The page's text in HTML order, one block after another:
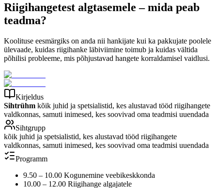
Riigihangetest algtasemele – mida peab
teadma?
Koolituse eesmärgiks on anda nii hankijate kui ka pakkujate poolele
ülevaade, kuidas riigihanke läbiviimine toimub ja kuidas vältida
põhilisi probleeme, mis põhjustavad hangete korraldamisel vaidlusi.
Kirjeldus
Sihtrühm kõik juhid ja spetsialistid, kes alustavad tööd riigihangete
valdkonnas, samuti inimesed, kes soovivad oma teadmisi uuendada
Sihtgrupp
kõik juhid ja spetsialistid, kes alustavad tööd riigihangete
valdkonnas, samuti inimesed, kes soovivad oma teadmisi uuendada
Programm
9.50 – 10.00 Kogunemine veebikeskkonda
10.00 – 12.00 Riigihange algajatele